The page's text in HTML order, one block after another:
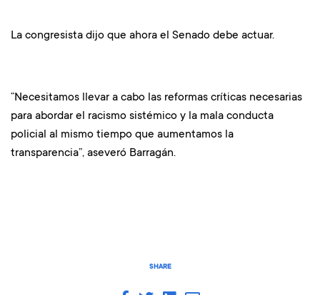
SHARE
La congresista dijo que ahora el Senado debe actuar.
“Necesitamos llevar a cabo las reformas críticas necesarias
para abordar el racismo sistémico y la mala conducta
policial al mismo tiempo que aumentamos la
transparencia”, aseveró Barragán.